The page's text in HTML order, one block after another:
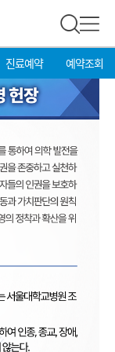
전체 검
서브 메뉴 목록 열기
진료예약 예약조회